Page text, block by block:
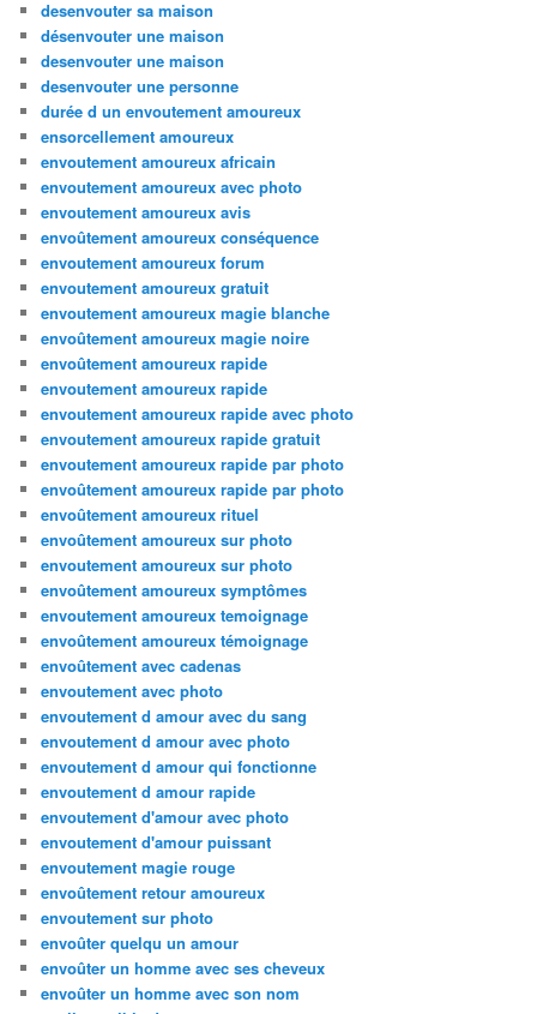
desenvouter sa maison
désenvouter une maison
desenvouter une maison
desenvouter une personne
durée d un envoutement amoureux
ensorcellement amoureux
envoutement amoureux africain
envoutement amoureux avec photo
envoutement amoureux avis
envoûtement amoureux conséquence
envoutement amoureux forum
envoutement amoureux gratuit
envoutement amoureux magie blanche
envoûtement amoureux magie noire
envoûtement amoureux rapide
envoutement amoureux rapide
envoutement amoureux rapide avec photo
envoutement amoureux rapide gratuit
envoutement amoureux rapide par photo
envoûtement amoureux rapide par photo
envoûtement amoureux rituel
envoûtement amoureux sur photo
envoutement amoureux sur photo
envoûtement amoureux symptômes
envoutement amoureux temoignage
envoûtement amoureux témoignage
envoûtement avec cadenas
envoutement avec photo
envoutement d amour avec du sang
envoutement d amour avec photo
envoutement d amour qui fonctionne
envoutement d amour rapide
envoutement d'amour avec photo
envoutement d'amour puissant
envoutement magie rouge
envoûtement retour amoureux
envoutement sur photo
envoûter quelqu un amour
envoûter un homme avec ses cheveux
envoûter un homme avec son nom